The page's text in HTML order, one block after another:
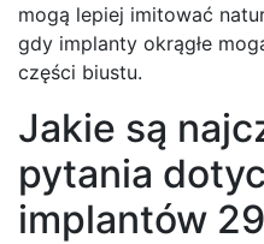
mogą lepiej imitować
gdy implanty okrągłe
części biustu.
Jakie są
pytania
implantów